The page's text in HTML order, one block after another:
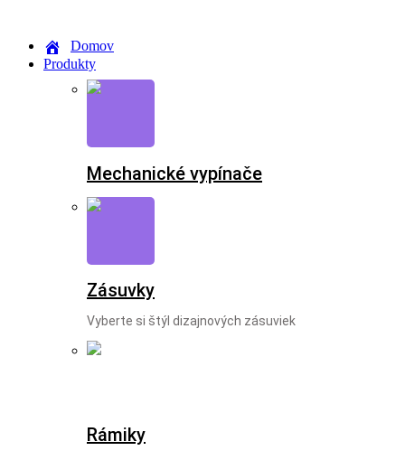
obsah
Domov
Produkty
Mechanické vypínače
Zásuvky
Vyberte si štýl dizajnových zásuviek
Rámiky